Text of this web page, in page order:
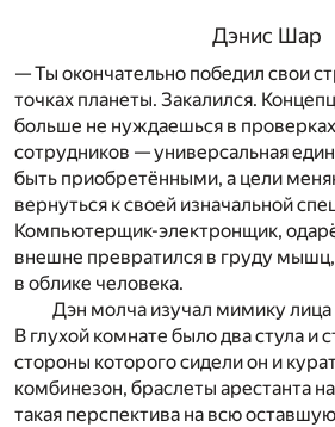
Дэнис Шар
— Ты окончательно победил свои
точках планеты. Закалился.
больше не нуждаешься в
сотрудников — универсальная
быть приобретёнными, а цели
вернуться к своей изначальной
Компьютерщик-электронщик,
внешне превратился в груду
в облике человека.
Дэн молча изучал мимику
В глухой комнате было два стула и
стороны которого сидели он и
комбинезон, браслеты арестанта
такая перспектива на всю